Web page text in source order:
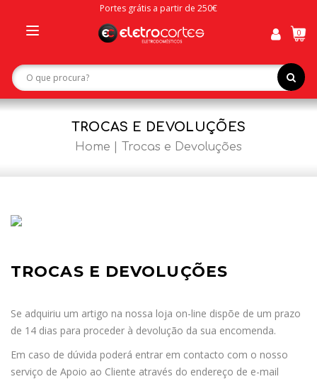
Portes grátis a partir de 250€
navigation
0
TROCAS E DEVOLUÇÕES
Home Trocas e Devoluções
TROCAS E DEVOLUÇÕES
Se adquiriu um artigo na nossa loja on-line dispõe de um prazo
de 14 dias para proceder à devolução da sua encomenda.
Em caso de dúvida poderá entrar em contacto com o nosso
serviço de Apoio ao Cliente através do endereço de e-mail